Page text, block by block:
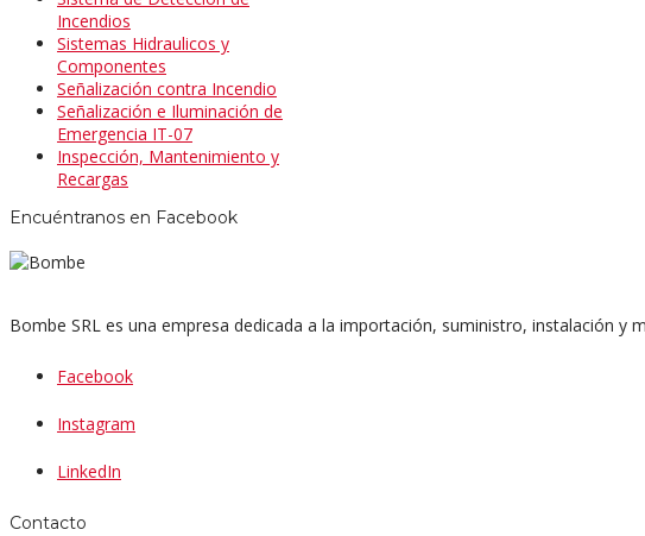
Incendios
Sistemas Hidraulicos y
Componentes
Señalización contra Incendio
Señalización e Iluminación de
Emergencia IT-07
Inspección, Mantenimiento y
Recargas
Encuéntranos en Facebook
Bombe SRL es una empresa dedicada a la importación, suministro, instalación
Facebook
Instagram
LinkedIn
Contacto